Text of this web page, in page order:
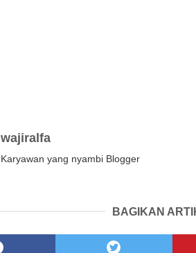
wajiralfa
Karyawan yang nyambi Blogger
BAGIKAN